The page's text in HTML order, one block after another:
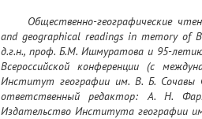
экономистов, демографов,
and geographical readings in memory of
д.г.н., проф. Б.М. Ишмуратова и 95-
Всероссийской конференции (с
Институт географии им. В. Б. Сочавы
ответственный редактор: А. Н.
Издательство Института географии